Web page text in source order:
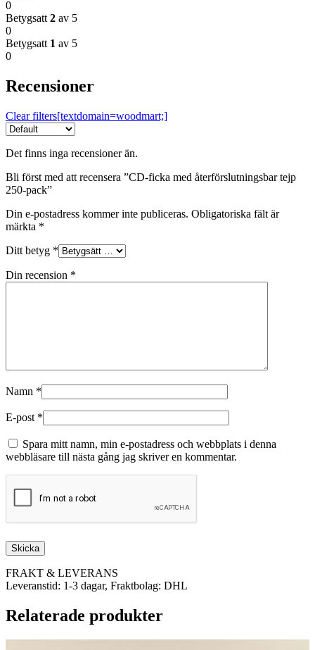
0
Betygsatt 2 av 5
0
Betygsatt 1 av 5
0
Recensioner
Clear filters[textdomain=woodmart;]
Det finns inga recensioner än.
Bli först med att recensera ”CD-ficka med återförslutningsbar tejp
250-pack”
Din e-postadress kommer inte publiceras. Obligatoriska fält är
märkta *
Ditt betyg *
Din recension *
Namn *
E-post *
Spara mitt namn, min e-postadress och webbplats i denna
webbläsare till nästa gång jag skriver en kommentar.
FRAKT & LEVERANS
Leveranstid: 1-3 dagar, Fraktbolag: DHL
Relaterade produkter